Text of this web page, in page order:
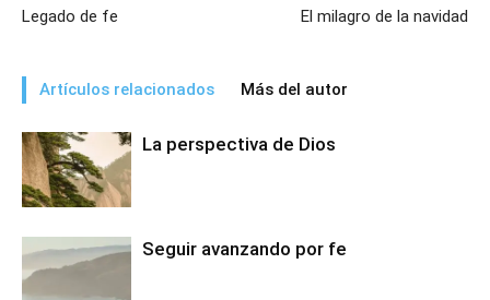
Legado de fe El milagro de la navidad
Artículos relacionados Más del autor
La perspectiva de Dios
Seguir avanzando por fe